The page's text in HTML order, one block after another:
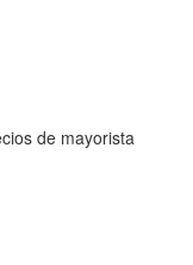
de mayorista